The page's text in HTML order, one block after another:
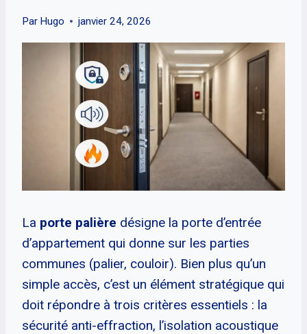
Par Hugo janvier 24, 2026
La porte palière désigne la porte d’entrée
d’appartement qui donne sur les parties
communes (palier, couloir). Bien plus qu’un
simple accès, c’est un élément stratégique qui
doit répondre à trois critères essentiels : la
sécurité anti-effraction, l’isolation acoustique